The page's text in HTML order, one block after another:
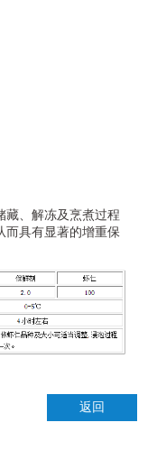
藏、解冻及烹煮过程
而具有显著的增重保
返回